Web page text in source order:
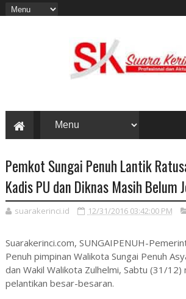
Pemkot Sungai Penuh Lantik
Kadis PU dan Diknas Masih Belum
suarakerinci.id 12/31/2016 03:42:00 PM
Suarakerinci.com, SUNGAIPENUH-
Penuh pimpinan Walikota Sungai Penuh
dan Wakil Walikota Zulhelmi, Sabtu (31/12)
pelantikan besar-besaran.